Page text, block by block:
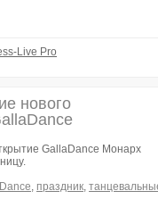
Live Pro
нового
GallaDance Монарх
, праздник,